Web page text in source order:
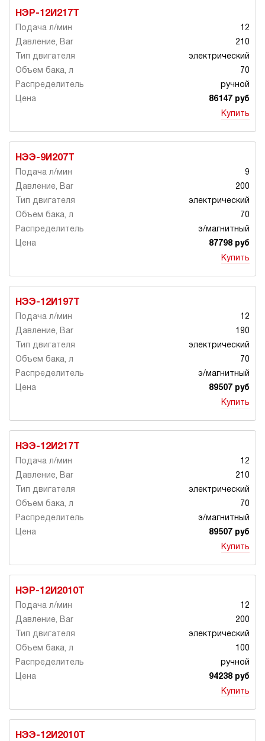
НЭР-12И217Т
12
210
электрический
70
ручной
86147 руб
Купить
НЭЭ-9И207Т
9
200
электрический
70
э/магнитный
87798 руб
Купить
НЭЭ-12И197Т
12
190
электрический
70
э/магнитный
89507 руб
Купить
НЭЭ-12И217Т
12
210
электрический
70
э/магнитный
89507 руб
Купить
НЭР-12И2010Т
12
200
электрический
100
ручной
94238 руб
Купить
НЭЭ-12И2010Т